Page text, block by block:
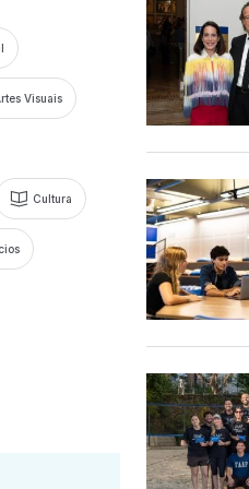
Visuais
Cultura